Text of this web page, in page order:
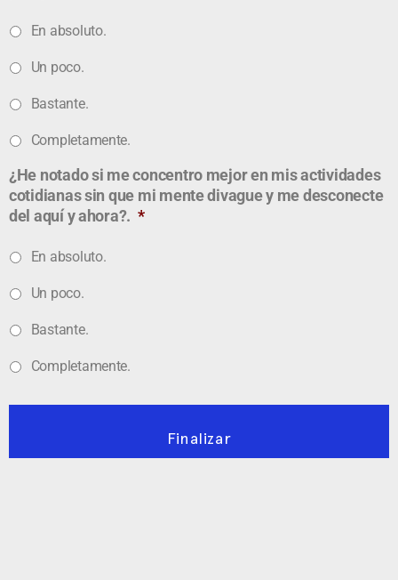
En absoluto.
Un poco.
Bastante.
Completamente.
¿He notado si me concentro mejor en mis actividades
cotidianas sin que mi mente divague y me desconecte
del aquí y ahora?. *
En absoluto.
Un poco.
Bastante.
Completamente.